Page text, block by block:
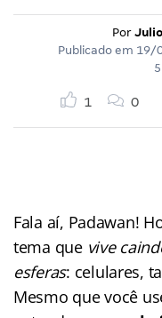
Por
Publicado em 19/
1 0
Fala aí, Padawan!
tema que vive
esferas: celulares,
Mesmo que você